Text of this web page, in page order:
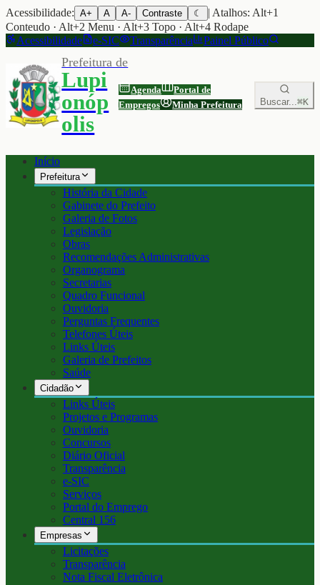
Acessibilidade: A+ A A- Contraste ☾
| Atalhos: Alt+1
Conteudo · Alt+2 Menu · Alt+3 Topo · Alt+4 Rodape
Acessibilidade
e-SIC Transparência Painel Público
Prefeitura de
Lupi
onóp
olis
Agenda
Portal de
Empregos
Minha Prefeitura Buscar...⌘K
Início
Prefeitura
História da Cidade
Gabinete do Prefeito
Galeria de Fotos
Legislação
Obras
Recomendações Administrativas
Organograma
Secretarias
Quadro Funcional
Ouvidoria
Perguntas Frequentes
Telefones Úteis
Links Úteis
Galeria de Prefeitos
Saúde
Cidadão
Links Úteis
Projetos e Programas
Ouvidoria
Concursos
Diário Oficial
Transparência
e-SIC
Serviços
Portal do Emprego
Central 156
Empresas
Licitações
Transparência
Nota Fiscal Eletrônica